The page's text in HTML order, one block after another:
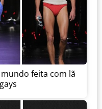
feita com lã